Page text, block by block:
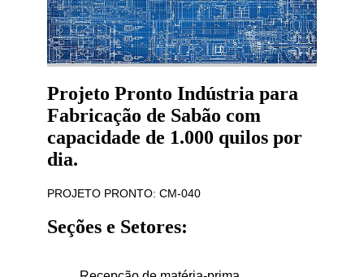
Projeto Pronto Indústria para
Fabricação de Sabão com
capacidade de 1.000 quilos por
dia.
PROJETO PRONTO: CM-040
Seções e Setores: